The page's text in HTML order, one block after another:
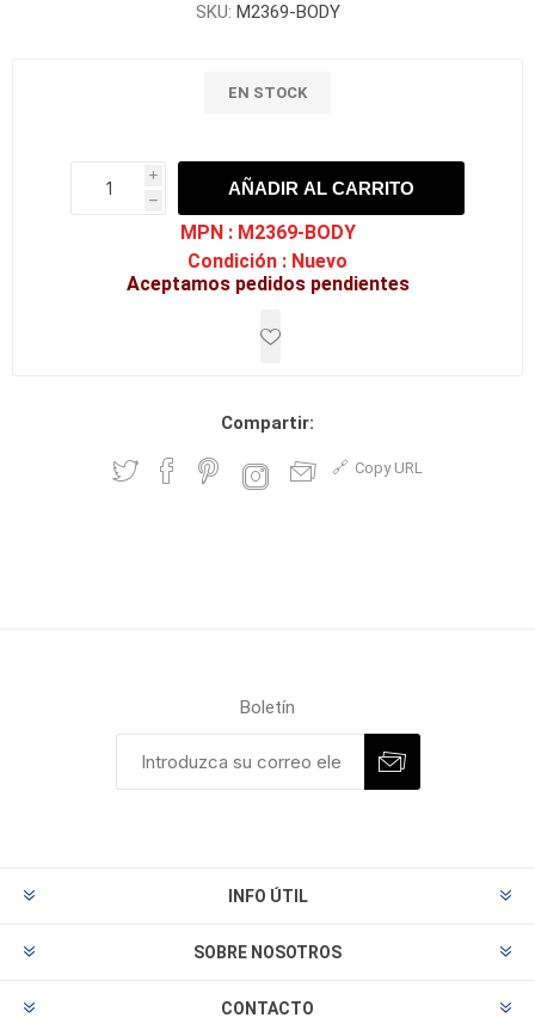
SKU: M2369-BODY
EN STOCK
i
h
h
AÑADIR AL CARRITO
MPN : M2369-BODY
Condición : Nuevo
Aceptamos pedidos pendientes
Compartir:
Copy URL
Boletín
INFO ÚTIL
SOBRE NOSOTROS
CONTACTO